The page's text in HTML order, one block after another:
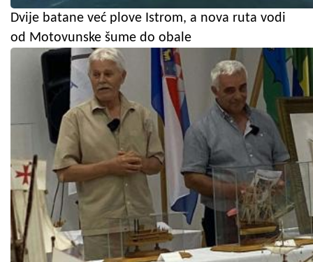
Dvije batane već plove Istrom, a nova ruta vodi
od Motovunske šume do obale